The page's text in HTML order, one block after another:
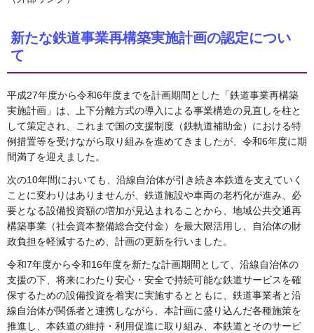
新たな鉄道事業再構築実施計画の認定につい
て
平成27年度から令和6年度までを計画期間とした「鉄道事業再構築
実施計画」は、上下分離方式の導入による事業構造の見直しを柱と
して策定され、これまで国の支援制度（鉄軌道補助金）における特
例措置等を受けながら取り組みを進めてきましたが、令和6年度に期
間満了を迎えました。
次の10年間においても、沿線自治体が引き続き本鉄道を支えていく
ことに変わりはありませんが、鉄道施設や車両の老朽化が進み、必
要となる設備投資額の増加が見込まれることから、地域公共交通再
構築事業（社会資本整備総合交付金）を最大限活用し、自治体の財
政負担を軽減するため、計画の更新を行いました。
令和7年度から令和16年度を新たな計画期間として、沿線自治体の
支援の下、将来にわたり安心・安全で持続可能な鉄道サービスを確
保するための設備投資を着実に実施するとともに、鉄道事業者と沿
線自治体が関係者と連携しながら、本計画に盛り込んだ各種施策を
推進し、本鉄道の維持・利用促進に取り組み、本鉄道とそのサービ